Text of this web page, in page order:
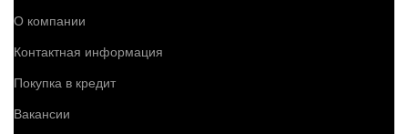
О компании
Контактная информация
Покупка в кредит
Вакансии